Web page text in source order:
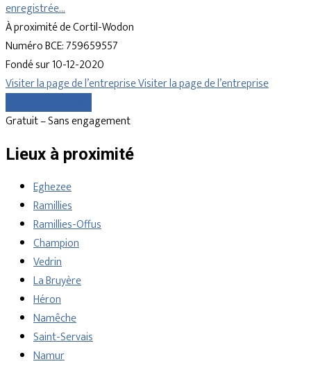
enregistrée…
À proximité de Cortil-Wodon
Numéro BCE: 759659557
Fondé sur 10-12-2020
Visiter la page de l’entrepriseVisiter la page de l’entreprise
Gratuit – Sans engagement
Lieux à proximité
Eghezee
Ramillies
Ramillies-Offus
Champion
Vedrin
La Bruyère
Héron
Namêche
Saint-Servais
Namur